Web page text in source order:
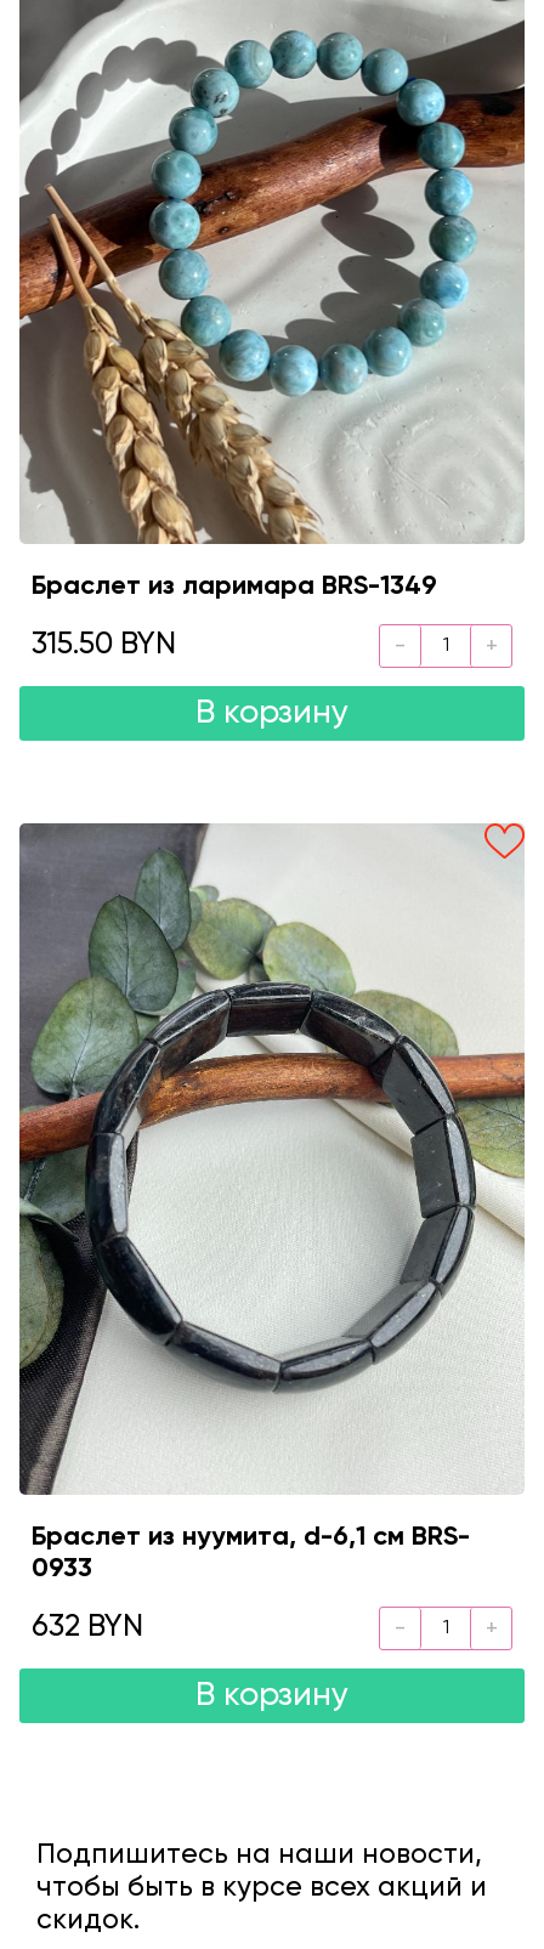
Браслет из ларимара BRS-1349
315.50 BYN
В корзину
Браслет из нуумита, d-6,1 см BRS-
0933
632 BYN
В корзину
Подпишитесь на наши новости,
чтобы быть в курсе всех акций и
скидок.